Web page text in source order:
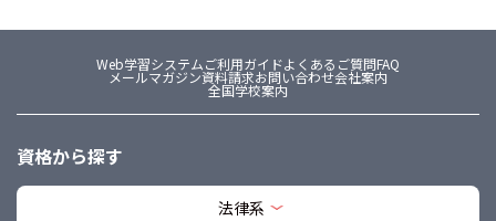
Web学習システムご利用ガイドよくあるご質問FAQ
メールマガジン資料請求お問い合わせ会社案内
全国学校案内
資格から探す
法律系